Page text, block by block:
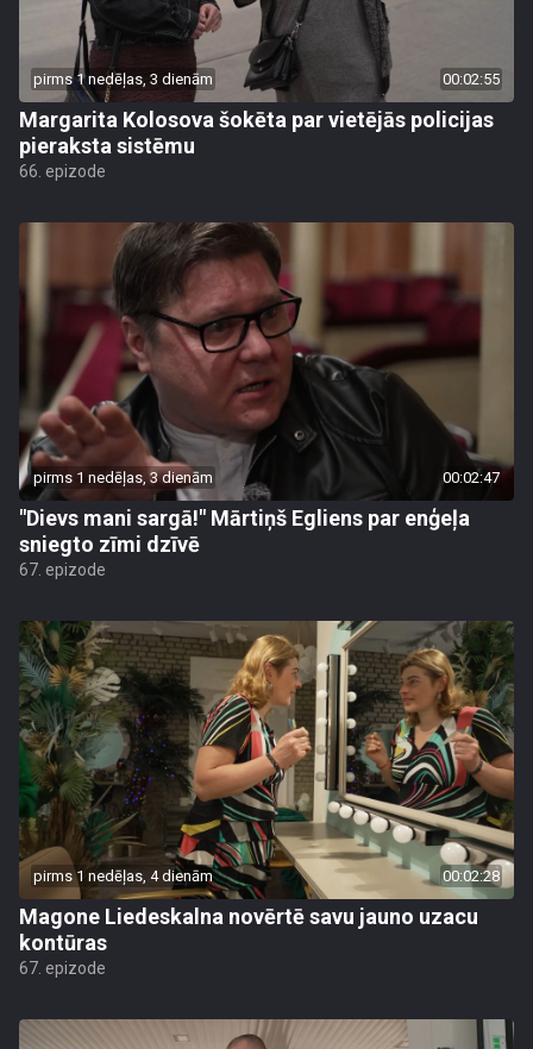
pirms 1 nedēļas, 3 dienām 00:02:55
Margarita Kolosova šokēta par vietējās policijas
pieraksta sistēmu
66. epizode
pirms 1 nedēļas, 3 dienām 00:02:47
"Dievs mani sargā!" Mārtiņš Egliens par enģeļa
sniegto zīmi dzīvē
67. epizode
pirms 1 nedēļas, 4 dienām 00:02:28
Magone Liedeskalna novērtē savu jauno uzacu
kontūras
67. epizode